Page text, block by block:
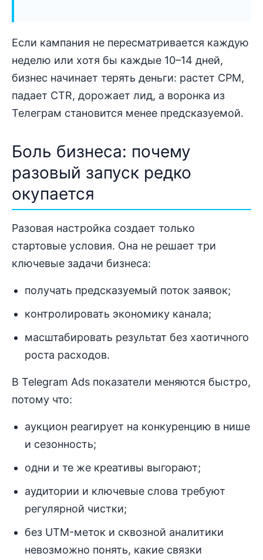
Если кампания не пересматривается каждую
неделю или хотя бы каждые 10–14 дней,
бизнес начинает терять деньги: растет CPM,
падает CTR, дорожает лид, а воронка из
Телеграм становится менее предсказуемой.
Боль бизнеса: почему
разовый запуск редко
окупается
Разовая настройка создает только
стартовые условия. Она не решает три
ключевые задачи бизнеса:
получать предсказуемый поток заявок;
контролировать экономику канала;
масштабировать результат без хаотичного
роста расходов.
В Telegram Ads показатели меняются быстро,
потому что:
аукцион реагирует на конкуренцию в нише
и сезонность;
одни и те же креативы выгорают;
аудитории и ключевые слова требуют
регулярной чистки;
без UTM-меток и сквозной аналитики
невозможно понять, какие связки